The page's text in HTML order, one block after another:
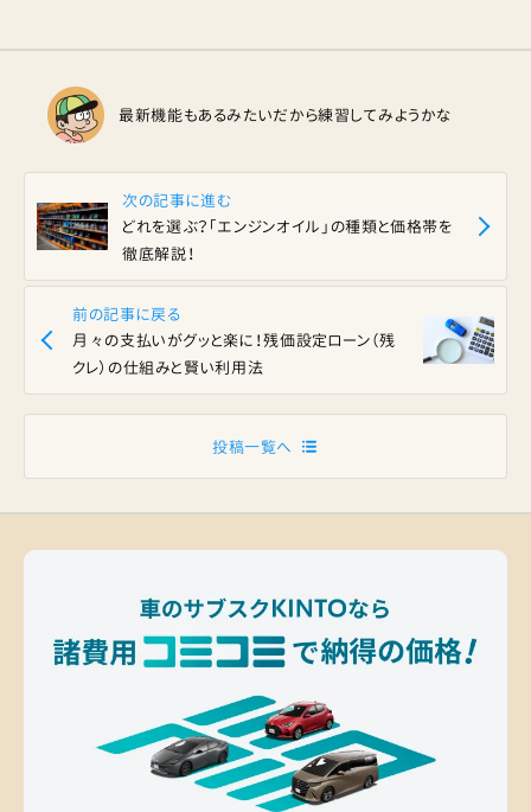
最新機能もあるみたいだから練習してみようかな
前の記事に戻る
月々の支払いがグッと楽に！残価設定ローン（残
クレ）の仕組みと賢い利用法
次の記事に進む
どれを選ぶ？「エンジンオイル」の種類と価格帯を
徹底解説！
投稿一覧へ